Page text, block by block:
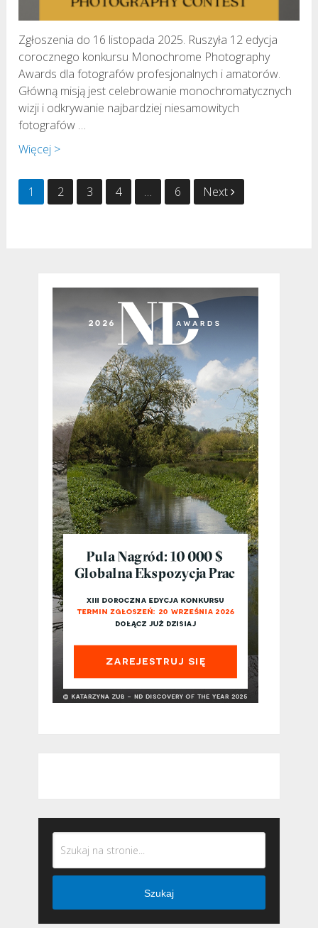
Zgłoszenia do 16 listopada 2025. Ruszyła 12 edycja
corocznego konkursu Monochrome Photography
Awards dla fotografów profesjonalnych i amatorów.
Główną misją jest celebrowanie monochromatycznych
wizji i odkrywanie najbardziej niesamowitych
fotografów …
Więcej >
Stronicowanie
wpisów
1 2 3 4 … 6 Next
Szukaj